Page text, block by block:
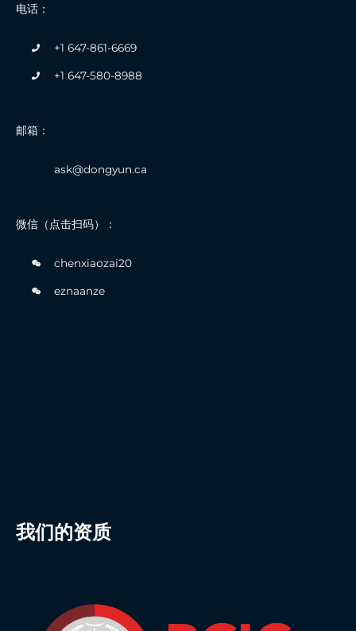
电话：
+1 647-861-6669
+1 647-580-8988
邮箱：
ask@dongyun.ca
微信（点击扫码）：
chenxiaozai20
eznaanze
我们的资质